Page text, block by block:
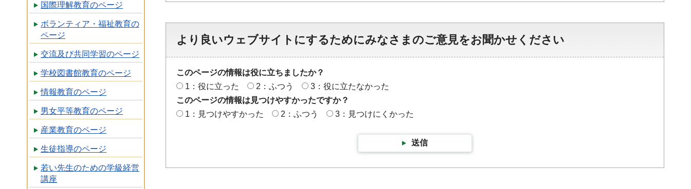
国際理解教育のページ
ボランティア・福祉教育の
ページ
交流及び共同学習のページ
学校図書館教育のページ
情報教育のページ
男女平等教育のページ
産業教育のページ
生徒指導のページ
若い先生のための学級経営
講座
より良いウェブサイトにするためにみなさまのご意見をお聞かせください
このページの情報は役に立ちましたか？
1：役に立った
2：ふつう
3：役に立たなかった
このページの情報は見つけやすかったですか？
1：見つけやすかった
2：ふつう 3：見つけにくかった
送信